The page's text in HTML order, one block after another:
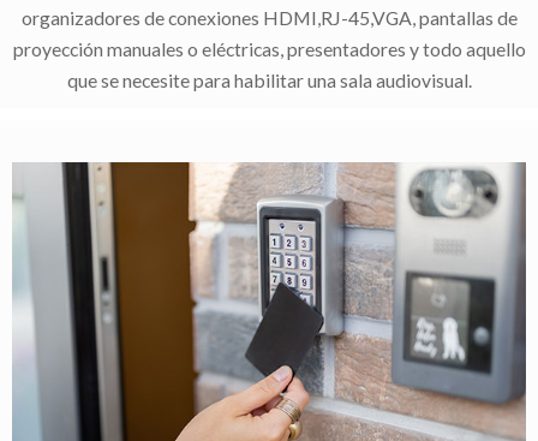
organizadores de conexiones HDMI,RJ-45,VGA, pantallas de
proyección manuales o eléctricas, presentadores y todo aquello
que se necesite para habilitar una sala audiovisual.